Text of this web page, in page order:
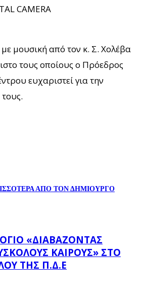
CAMERA
μουσική από τον κ. Σ. Χολέβα
τους οποίους ο Πρόεδρος
ευχαριστεί για την
ΑΠΟ ΤΟΝ ΔΗΜΙΟΥΡΓΟ
«ΔΙΑΒΆΖΟΝΤΑΣ
ΚΑΙΡΟΎΣ» ΣΤΟ
ΤΗΣ Π.Δ.Ε